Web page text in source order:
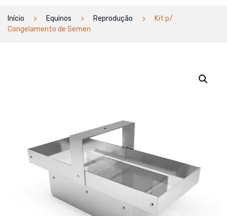
Início Equinos Reprodução
Kit p/
Congelamento de Semen